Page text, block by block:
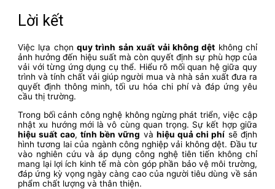
Lời kết
Việc lựa chọnquy trình sản xuất vải không dệt không chỉ
ảnh hưởng đến hiệu suất mà còn quyết định sự phù hợp của
vải với từng ứng dụng cụ thể. Hiểu rõ mối quan hệ giữa quy
trình và tính chất vải giúp người mua và nhà sản xuất đưa ra
quyết định thông minh, tối ưu hóa chi phí và đáp ứng yêu
cầu thị trường.
Trong bối cảnh công nghệ không ngừng phát triển, việc cập
nhật xu hướng mới là vô cùng quan trọng. Sự kết hợp giữa
hiệu suất cao, tính bền vững và hiệu quả chi phí sẽ định
hình tương lai của ngành công nghiệp vải không dệt. Đầu tư
vào nghiên cứu và áp dụng công nghệ tiên tiến không chỉ
mang lại lợi ích kinh tế mà còn góp phần bảo vệ môi trường,
đáp ứng kỳ vọng ngày càng cao của người tiêu dùng về sản
phẩm chất lượng và thân thiện.